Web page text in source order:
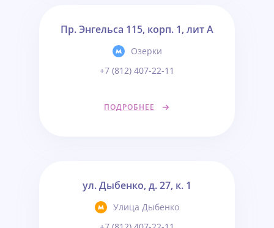
Пр. Энгельса 115, корп. 1, лит А
Озерки
+7 (812) 407-22-11
ПОДРОБНЕЕ
ул. Дыбенко, д. 27, к. 1
Улица Дыбенко